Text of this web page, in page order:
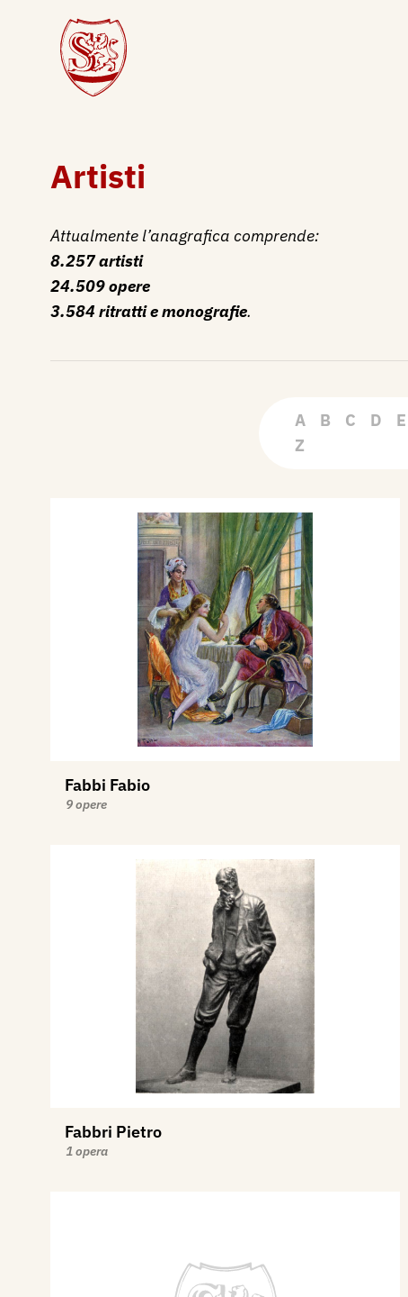
Artisti
Attualmente l’anagrafica comprende:
8.257 artisti
24.509 opere
3.584 ritratti e monografie.
A B C D E
Z
Fabbi Fabio
9 opere
Fabbri Pietro
1 opera